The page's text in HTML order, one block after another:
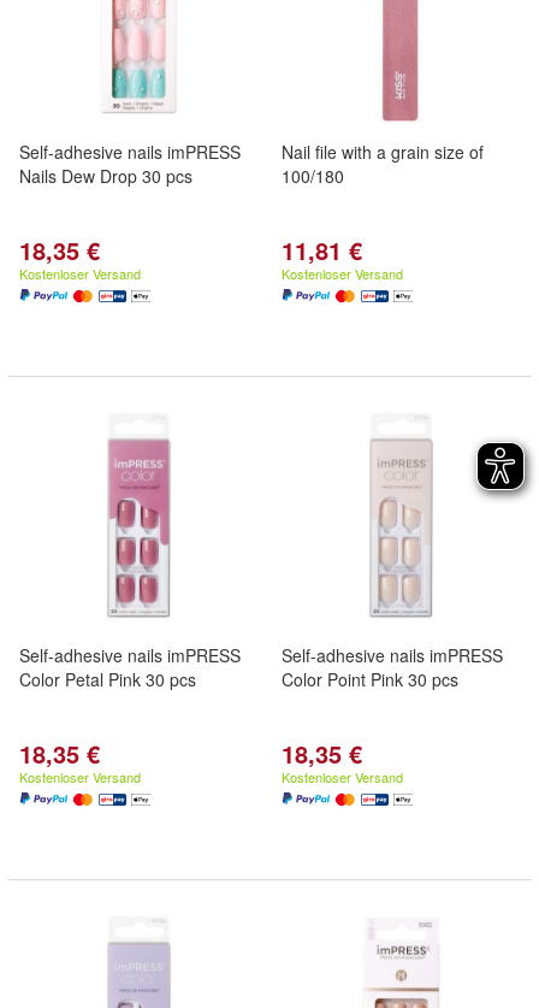
Self-adhesive nails imPRESS
Nails Dew Drop 30 pcs
18,35 €
Kostenloser Versand
Nail file with a grain size of
100/180
11,81 €
Kostenloser Versand
Self-adhesive nails imPRESS
Color Petal Pink 30 pcs
18,35 €
Kostenloser Versand
Self-adhesive nails imPRESS
Color Point Pink 30 pcs
18,35 €
Kostenloser Versand